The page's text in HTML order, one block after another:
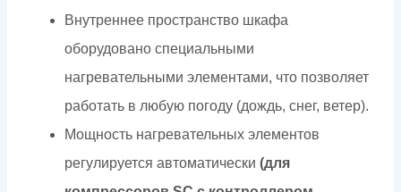
Внутреннее пространство шкафа
оборудовано специальными
нагревательными элементами, что позволяет
работать в любую погоду (дождь, снег, ветер).
Мощность нагревательных элементов
регулируется автоматически (для